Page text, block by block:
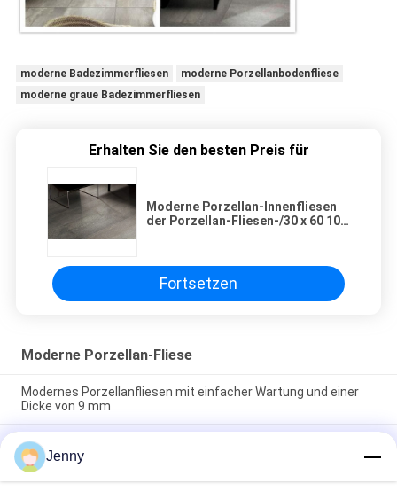
moderne Badezimmerfliesen
moderne Porzellanbodenfliese
moderne graue Badezimmerfliesen
Erhalten Sie den besten Preis für
Moderne Porzellan-Innenfliesen
der Porzellan-Fliesen-/30 x 60 10
Fortsetzen
Moderne Porzellan-Fliese
Modernes Porzellanfliesen mit einfacher Wartung und einer
Dicke von 9 mm
Pflegeleichte moderne Feinsteinzeug-Bodenfliese mit glatter
Textur, die eine elegante Oberfläche bietet, die resistent
gegen Flecken und täglichen Verschleiß ist
Jenny